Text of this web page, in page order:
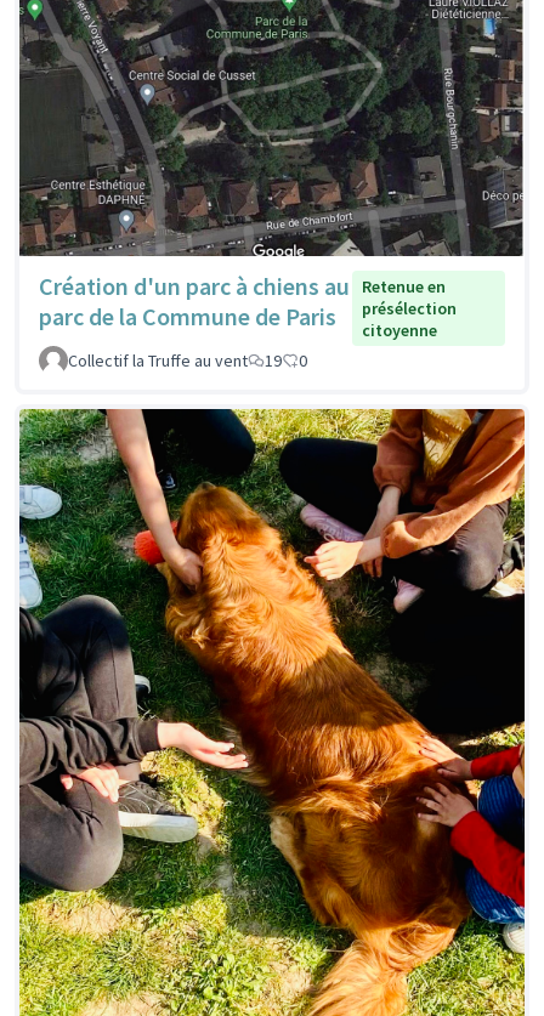
Création d'un parc à chiens au
parc de la Commune de Paris
Retenue en
présélection
citoyenne
Collectif la Truffe au vent
19 0